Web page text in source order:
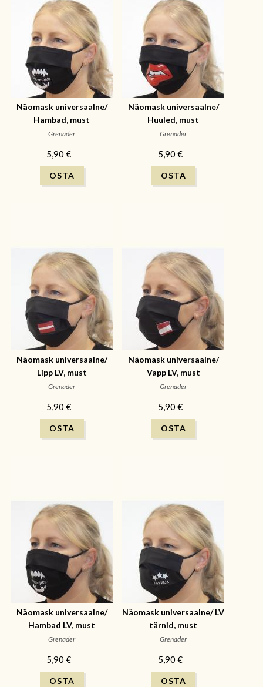
Näomask universaalne/
Hambad, must
Grenader
5,90 €
Näomask universaalne/
Huuled, must
Grenader
5,90 €
Näomask universaalne/
Lipp LV, must
Grenader
5,90 €
Näomask universaalne/
Vapp LV, must
Grenader
5,90 €
Näomask universaalne/
Hambad LV, must
Grenader
5,90 €
Näomask universaalne/ LV
tärnid, must
Grenader
5,90 €